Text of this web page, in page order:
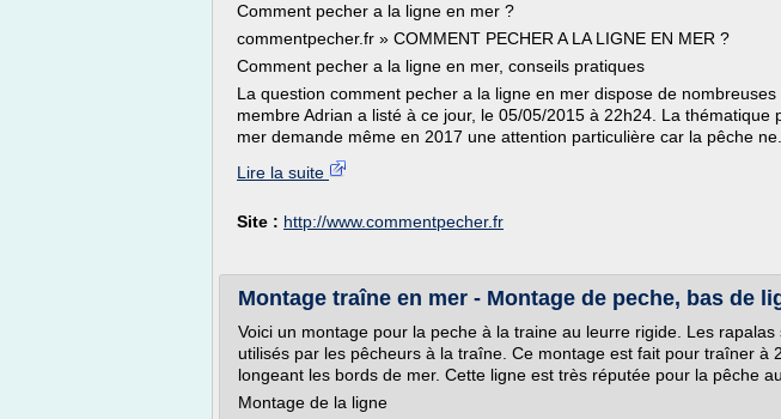
Comment pecher a la ligne en mer ?
commentpecher.fr » COMMENT PECHER A LA LIGNE EN MER ?
Comment pecher a la ligne en mer, conseils pratiques
La question comment pecher a la ligne en mer dispose de
membre Adrian a listé à ce jour, le 05/05/2015 à 22h24. La thématique
mer demande même en 2017 une attention particulière car la pêche ne...
Lire la suite
Site : http://www.commentpecher.fr
Montage traîne en mer - Montage de peche, bas de
Voici un montage pour la peche à la traine au leurre rigide. Les
utilisés par les pêcheurs à la traîne. Ce montage est fait pour traîner à
longeant les bords de mer. Cette ligne est très réputée pour la pêche
Montage de la ligne